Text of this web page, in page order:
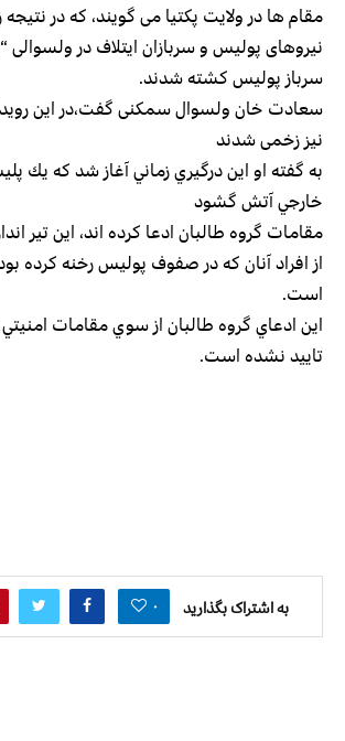
مقام ها در ولایت پکتیا می گویند، که در
نیروهای پولیس و سربازان ایتلاف در
سرباز پولیس کشته شدند.
سعادت خان ولسوال سمکنی گفت،در این
نیز زخمی شدند
به گفته او اين درگيري زماني آغاز شد كه يك
خارجي آتش گشود
مقامات گروه طالبان ادعا كرده اند، این تیر
از افراد آنان که در صفوف پولیس رخنه کرده
است.
اين ادعاي گروه طالبان از سوي مقامات
تاييد نشده است.
به اشتراک بگذارید ۰